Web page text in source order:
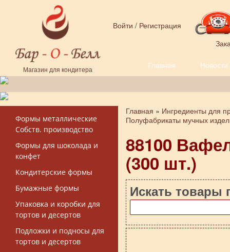
Перейти к основному содержанию
Магазин для кондитера
Войти / Регистрация
Главная Новости
Форма поиска
Формы металлические
Собств. производство
Формы для шоколада и
конфет
Кондитерские формы
Бумажные формы
Упаковка и коробки для
тортов и десертов
Подложки и подносы для
тортов и десертов
Вы здесь
Главная » Ингредиенты для
Полуфабрикаты мучных
88100
(300 шт.)
Искать товары